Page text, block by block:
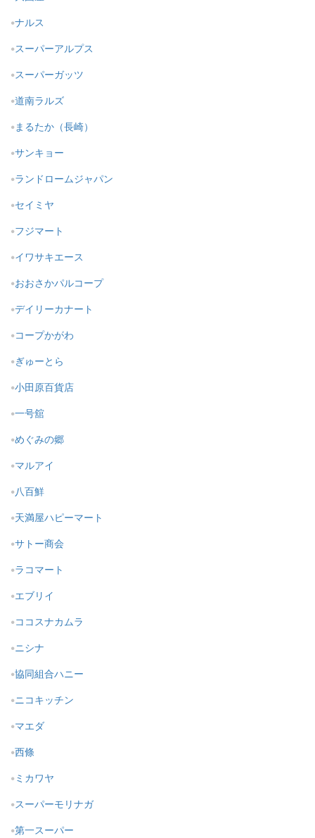
ナルス
スーパーアルプス
スーパーガッツ
道南ラルズ
まるたか（長崎）
サンキョー
ランドロームジャパン
セイミヤ
フジマート
イワサキエース
おおさかパルコープ
デイリーカナート
コープかがわ
ぎゅーとら
小田原百貨店
一号舘
めぐみの郷
マルアイ
八百鮮
天満屋ハピーマート
サトー商会
ラコマート
エブリイ
ココスナカムラ
ニシナ
協同組合ハニー
ニコキッチン
マエダ
西條
ミカワヤ
スーパーモリナガ
第一スーパー